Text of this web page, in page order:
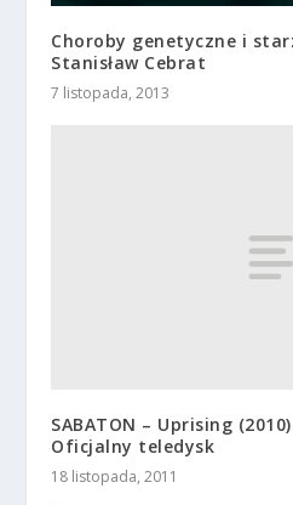
Choroby genetyczne i
Stanisław Cebrat
7 listopada, 2013
SABATON – Uprising
Oficjalny teledysk
18 listopada, 2011